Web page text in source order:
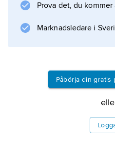
Prova det, du
Marknadsledare i
Påbörja din gratis